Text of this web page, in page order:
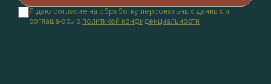
Я даю согласие на обработку персональных данных и
соглашаюсь с политикой конфиденциальности